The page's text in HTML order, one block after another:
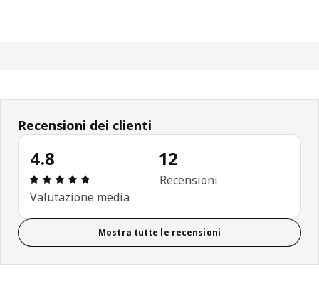
Recensioni dei clienti
4.8
Recensione: 4.8 di 5 stelle. Recensioni totali: 12
Valutazione media
12
Recensioni
Mostra tutte le recensioni